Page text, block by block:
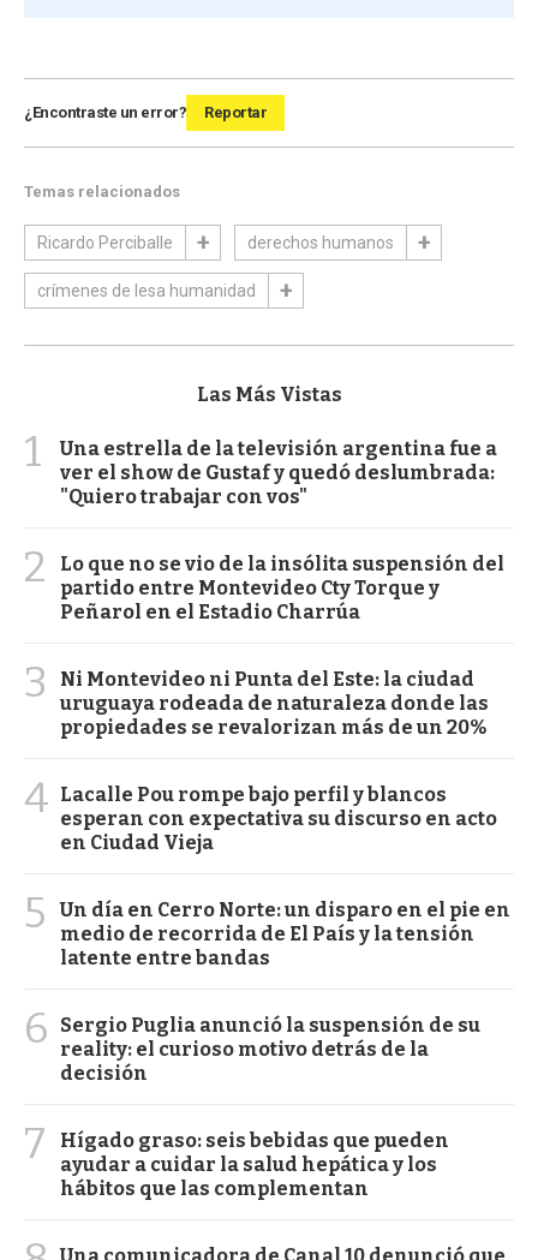
¿Encontraste un error? Reportar
Temas relacionados
Ricardo Perciballe derechos humanos
crímenes de lesa humanidad
Las Más Vistas
1
Una estrella de la televisión argentina fue a
ver el show de Gustaf y quedó deslumbrada:
"Quiero trabajar con vos"
2
Lo que no se vio de la insólita suspensión del
partido entre Montevideo Cty Torque y
Peñarol en el Estadio Charrúa
3
Ni Montevideo ni Punta del Este: la ciudad
uruguaya rodeada de naturaleza donde las
propiedades se revalorizan más de un 20%
4 Lacalle Pou rompe bajo perfil y blancos
esperan con expectativa su discurso en acto
en Ciudad Vieja
5
Un día en Cerro Norte: un disparo en el pie en
medio de recorrida de El País y la tensión
latente entre bandas
6
Sergio Puglia anunció la suspensión de su
reality: el curioso motivo detrás de la
decisión
7
Hígado graso: seis bebidas que pueden
ayudar a cuidar la salud hepática y los
hábitos que las complementan
Una comunicadora de Canal 10 denunció que